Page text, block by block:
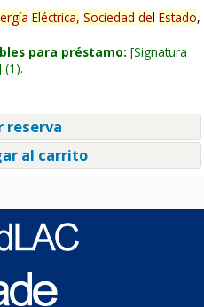
Eléctrica, Sociedad del Estado,
para préstamo: Signatura
(1).
reserva
al carrito